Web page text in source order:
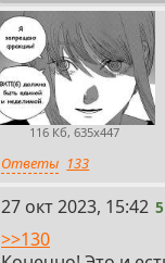
116 Кб, 635x447
Ответы 133
5
27 окт 2023, 15:42 5
>>130